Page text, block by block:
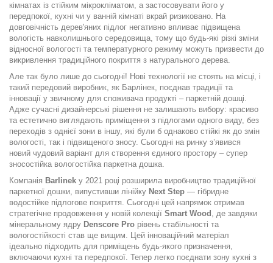
кімнатах із стійким мікрокліматом, а застосовувати його у
передпокої, кухні чи у ванній кімнаті вкрай ризиковано. На
довговічність дерев'яних підлог негативно впливає підвищена
вологість навколишнього середовища, тому що будь-які різкі зміни
відносної вологості та температурного режиму можуть призвести до
викривлення традиційного покриття з натурального дерева.
Але так було лише до сьогодні! Нові технології не стоять на місці, і
такий передовий виробник, як Барлінек, поєднав традиції та
інновації у звичному для споживача продукті – паркетній дошці.
Адже сучасні дизайнерські рішення не залишають вибору: красиво
та естетично виглядають приміщення з підлогами одного виду, без
переходів з однієї зони в іншу, які були б однаково стійкі як до змін
вологості, так і підвищеного зносу. Сьогодні на ринку з’явився
новий чудовий варіант для створення єдиного простору – супер
зносостійка вологостійка паркетна дошка.
Компанія Barlinek у 2021 році розширила виробництво традиційної
паркетної дошки, випустивши лінійку Next Step — гібридне
водостійке підлогове покриття. Сьогодні цей напрямок отримав
стратегічне продовження у новій колекції Smart Wood , де завдяки
мінеральному ядру Denscore Pro рівень стабільності та
вологостійкості став ще вищим. Цей інноваційний матеріал
ідеально підходить для приміщень будь-якого призначення,
включаючи кухні та передпокої. Тепер легко поєднати зону кухні з